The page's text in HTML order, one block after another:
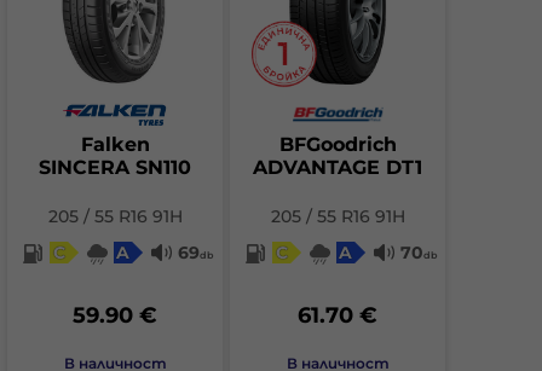
Falken
SINCERA SN110
205 / 55 R16 91H
C
A 69db
59.90 €
В наличност
BFGoodrich
ADVANTAGE DT1
205 / 55 R16 91H
C
A 70db
61.70 €
В наличност